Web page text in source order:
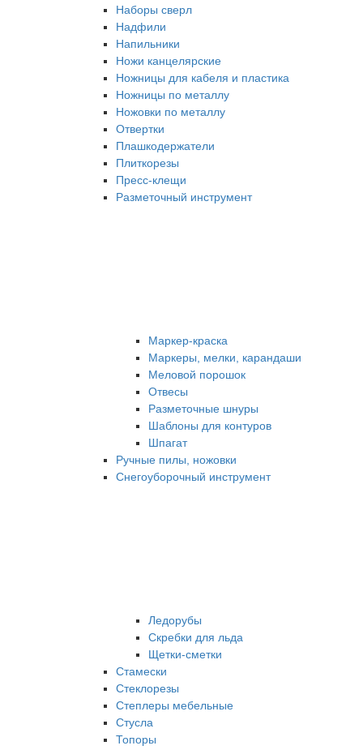
Наборы сверл
Надфили
Напильники
Ножи канцелярские
Ножницы для кабеля и пластика
Ножницы по металлу
Ножовки по металлу
Отвертки
Плашкодержатели
Плиткорезы
Пресс-клещи
Разметочный инструмент
Маркер-краска
Маркеры, мелки, карандаши
Меловой порошок
Отвесы
Разметочные шнуры
Шаблоны для контуров
Шпагат
Ручные пилы, ножовки
Снегоуборочный инструмент
Ледорубы
Скребки для льда
Щетки-сметки
Стамески
Стеклорезы
Степлеры мебельные
Стусла
Топоры